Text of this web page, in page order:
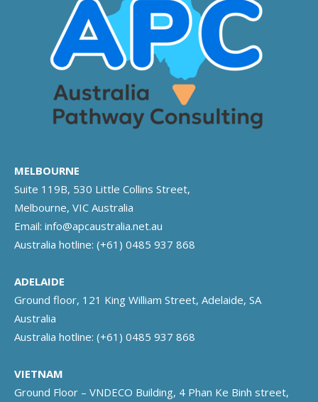
MELBOURNE
Suite 119B, 530 Little Collins Street,
Melbourne, VIC Australia
Email: info@apcaustralia.net.au
Australia hotline: (+61) 0485 937 868
ADELAIDE
Ground floor, 121 King William Street, Adelaide, SA
Australia
Australia hotline: (+61) 0485 937 868
VIETNAM
Ground Floor – VNDECO Building, 4 Phan Ke Binh street,